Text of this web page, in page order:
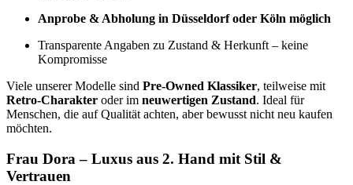
Anprobe & Abholung in Düsseldorf oder Köln möglich
Transparente Angaben zu Zustand & Herkunft – keine
Kompromisse
Viele unserer Modelle sind Pre-Owned Klassiker, teilweise mit
Retro-Charakter oder im neuwertigen Zustand. Ideal für
Menschen, die auf Qualität achten, aber bewusst nicht neu kaufen
möchten.
Frau Dora – Luxus aus 2. Hand mit Stil &
Vertrauen